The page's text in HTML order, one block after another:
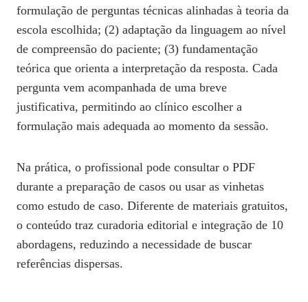
formulação de perguntas técnicas alinhadas à teoria da
escola escolhida; (2) adaptação da linguagem ao nível
de compreensão do paciente; (3) fundamentação
teórica que orienta a interpretação da resposta. Cada
pergunta vem acompanhada de uma breve
justificativa, permitindo ao clínico escolher a
formulação mais adequada ao momento da sessão.
Na prática, o profissional pode consultar o PDF
durante a preparação de casos ou usar as vinhetas
como estudo de caso. Diferente de materiais gratuitos,
o conteúdo traz curadoria editorial e integração de 10
abordagens, reduzindo a necessidade de buscar
referências dispersas.